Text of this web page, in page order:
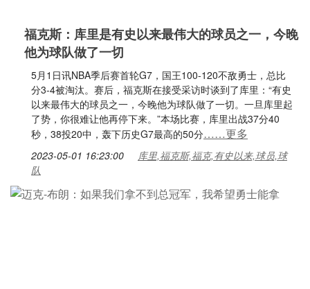
福克斯：库里是有史以来最伟大的球员之一，今晚
他为球队做了一切
5月1日讯NBA季后赛首轮G7，国王100-120不敌勇士，总比
分3-4被淘汰。赛后，福克斯在接受采访时谈到了库里：“有史
以来最伟大的球员之一，今晚他为球队做了一切。一旦库里起
了势，你很难让他再停下来。”本场比赛，库里出战37分40
秒，38投20中，轰下历史G7最高的50分……更多
2023-05-01 16:23:00
库里,福克斯,福克,有史以来,球员,球
队